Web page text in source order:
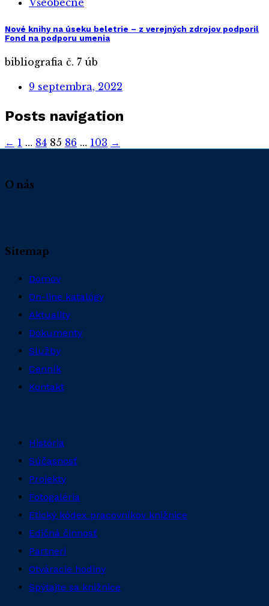
Nové knihy na úseku beletrie – z verejných zdrojov podporil
Fond na podporu umenia
bibliografia č. 7 úb
9 septembra, 2022
Posts navigation
← 1 … 84 85 86 … 103 →
O nás
Sitemap
Domov
On-line katalógy
Aktuality
Dokumenty
Služby
Cenník
Kontakt
História
Súčasnosť
Projekty
Fotogaléria
Etický kódex pracovníkov knižnice
Edičná činnosť
Partneri
Otváracie hodiny
Spýtajte sa knižnice